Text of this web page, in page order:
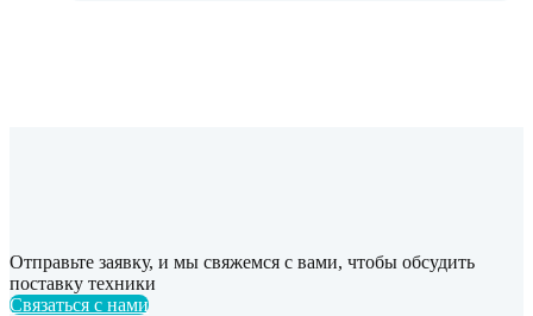
Отправьте заявку, и мы свяжемся с вами, чтобы обсудить
поставку техники
Связаться с нами